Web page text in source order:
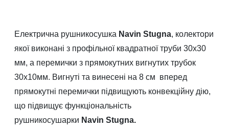
Електрична рушникосушка Navin Stugna, колектори
якої виконані з профільної квадратної труби 30х30
мм, а перемички з прямокутних вигнутих трубок
30х10мм. Вигнуті та винесені на 8 см вперед
прямокутні перемички підвищують конвекційну дію,
що підвищує функціональність
рушникосушарки Navin Stugna.